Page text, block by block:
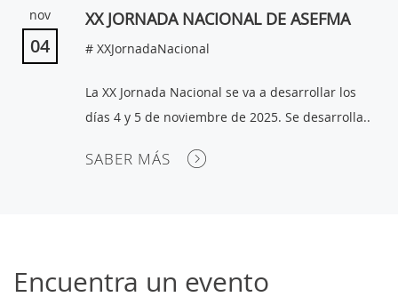
nov
04
XX JORNADA NACIONAL DE ASEFMA
# XXJornadaNacional
La XX Jornada Nacional se va a desarrollar los
días 4 y 5 de noviembre de 2025. Se desarrolla..
SABER MÁS
Encuentra un evento